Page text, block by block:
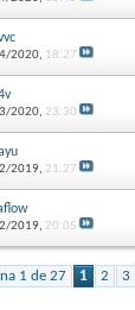
2020, 18:27
2020, 23:30
2019, 21:27
2019, 20:05
1 de 27 1 2 3